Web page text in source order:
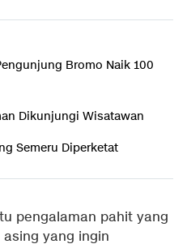
Bromo Naik 100
Dikunjungi Wisatawan
Semeru Diperketat
pengalaman pahit yang
yang ingin